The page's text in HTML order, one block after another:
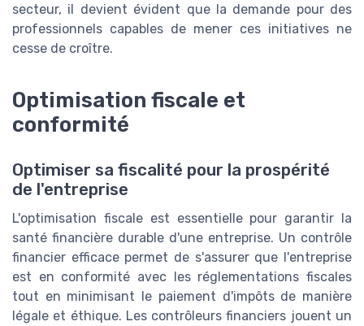
secteur, il devient évident que la demande pour des
professionnels capables de mener ces initiatives ne
cesse de croître.
Optimisation fiscale et
conformité
Optimiser sa fiscalité pour la prospérité
de l'entreprise
L'optimisation fiscale est essentielle pour garantir la
santé financière durable d'une entreprise. Un contrôle
financier efficace permet de s'assurer que l'entreprise
est en conformité avec les réglementations fiscales
tout en minimisant le paiement d'impôts de manière
légale et éthique. Les contrôleurs financiers jouent un